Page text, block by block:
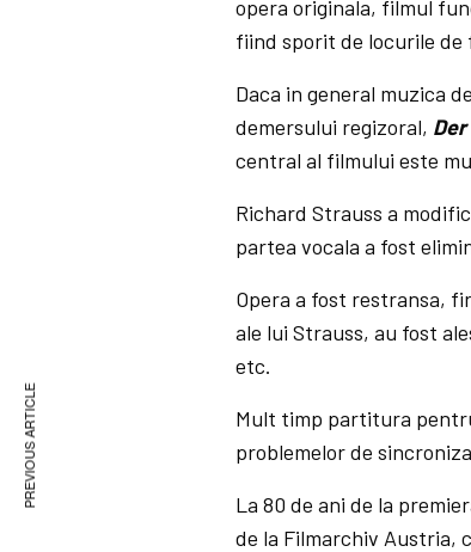
opera originala, filmul
fiind sporit de locurile
Daca in general muzica
demersului regizoral,
central al filmului este
Richard Strauss a
partea vocala a fost
Opera a fost restransa,
ale lui Strauss, au fost
etc.
Mult timp partitura
problemelor de
La 80 de ani de la
de la Filmarchiv Austria,
PREVIOUS ARTICLE